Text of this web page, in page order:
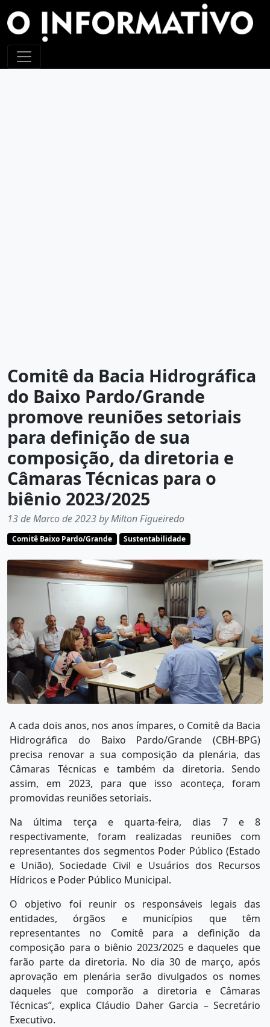
Comitê da Bacia Hidrográfica
do Baixo Pardo/Grande
promove reuniões setoriais
para definição de sua
composição, da diretoria e
Câmaras Técnicas para o
biênio 2023/2025
13 de Marco de 2023 by Milton Figueiredo
Comitê Baixo Pardo/Grande Sustentabilidade
A cada dois anos, nos anos ímpares, o Comitê da Bacia
Hidrográfica do Baixo Pardo/Grande (CBH-BPG)
precisa renovar a sua composição da plenária, das
Câmaras Técnicas e também da diretoria. Sendo
assim, em 2023, para que isso aconteça, foram
promovidas reuniões setoriais.
Na última terça e quarta-feira, dias 7 e 8
respectivamente, foram realizadas reuniões com
representantes dos segmentos Poder Público (Estado
e União), Sociedade Civil e Usuários dos Recursos
Hídricos e Poder Público Municipal.
O objetivo foi reunir os responsáveis legais das
entidades, órgãos e municípios que têm
representantes no Comitê para a definição da
composição para o biênio 2023/2025 e daqueles que
farão parte da diretoria. No dia 30 de março, após
aprovação em plenária serão divulgados os nomes
daqueles que comporão a diretoria e Câmaras
Técnicas”, explica Cláudio Daher Garcia – Secretário
Executivo.